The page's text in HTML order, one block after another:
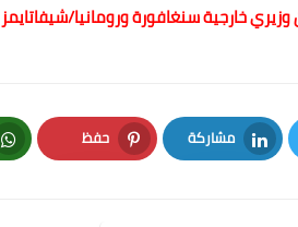
خارجية سنغافورة ورومانيا/شيفاتايمز
مشاركة
LinkedIn
حفظ
Pinterest